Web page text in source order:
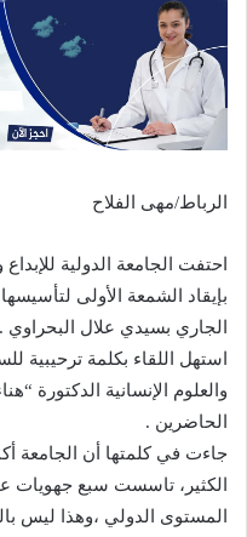
الرباط/مهى الفلاح
احتفت الجامعة الدولية
الجاري بسيدي علال البحراوي .
استهل اللقاء بكلمة ترحيبية
والعلوم الإنسانية الدكتورة
الحاضرين .
جاءت في كلمتها أن الجامعة
المستوى الدولي ،وهذا